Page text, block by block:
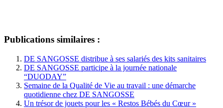
Publications similaires :
DE SANGOSSE distribue à ses salariés des kits sanitaires
DE SANGOSSE participe à la journée nationale
“DUODAY”
Semaine de la Qualité de Vie au travail : une démarche
quotidienne chez DE SANGOSSE
Un trésor de jouets pour les « Restos Bébés du Cœur »